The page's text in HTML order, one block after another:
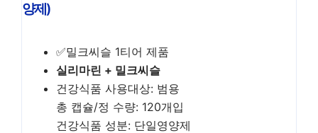
양제)
✅밀크씨슬 1티어 제품
실리마린 + 밀크씨슬
건강식품 사용대상: 범용
총 캡슐/정 수량: 120개입
건강식품 성분: 단일영양제